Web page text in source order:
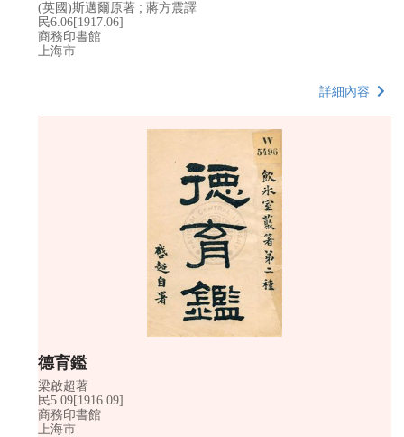
(英國)斯邁爾原著 ; 蔣方震譯
民6.06[1917.06]
商務印書館
上海市
詳細內容
德育鑑
梁啟超著
民5.09[1916.09]
商務印書館
上海市